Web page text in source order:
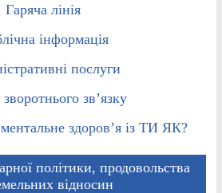
Гаряча лінія
інформація
послуги
зв’язку
здоров’я із ТИ ЯК?
політики, продовольства
відносин